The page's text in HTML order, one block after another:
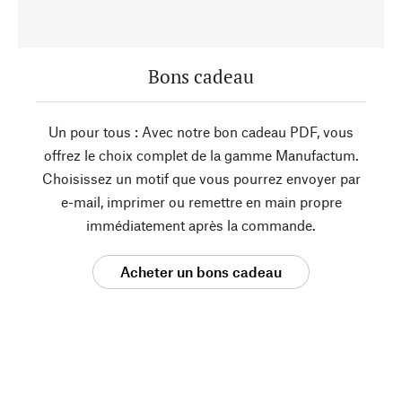
Bons cadeau
Un pour tous : Avec notre bon cadeau PDF, vous
offrez le choix complet de la gamme Manufactum.
Choisissez un motif que vous pourrez envoyer par
e-mail, imprimer ou remettre en main propre
immédiatement après la commande.
Acheter un bons cadeau